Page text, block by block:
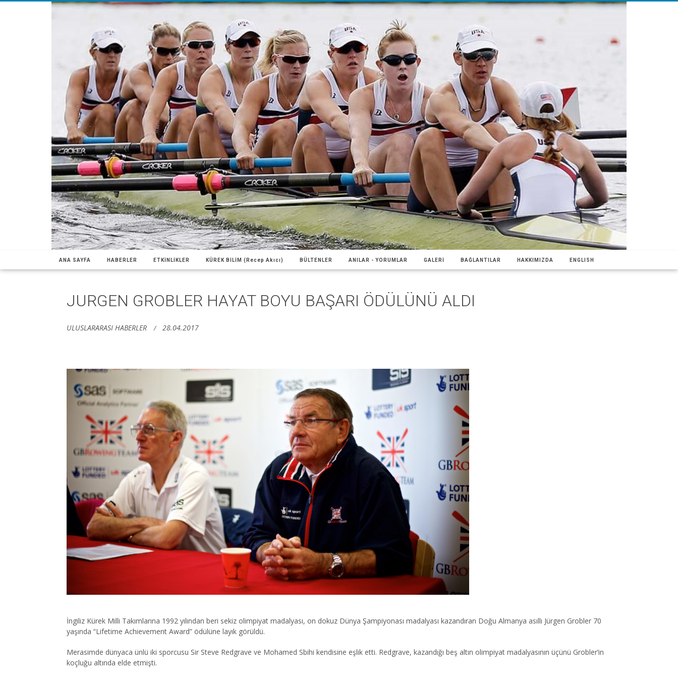
ANA SAYFA HABERLER ETKİNLİKLER KÜREK BİLİM (Recep Akıcı) BÜLTENLER ANILAR - YORUMLAR GALERİ BAĞLANTILAR HAKKIMIZDA ENGLISH
JURGEN GROBLER HAYAT BOYU BAŞARI ÖDÜLÜNÜ ALDI
ULUSLARARASI HABERLER 28.04.2017
İngiliz Kürek Milli Takımlarına 1992 yılından beri sekiz olimpiyat madalyası, on dokuz Dünya Şampiyonası madalyası kazandıran Doğu Almanya asıllı Jürgen Grobler 70
yaşında “Lifetime Achievement Award” ödülüne layık görüldü.
Merasimde dünyaca ünlü iki sporcusu Sir Steve Redgrave ve Mohamed Sbihi kendisine eşlik etti. Redgrave, kazandığı beş altın olimpiyat madalyasının üçünü Grobler’in
koçluğu altında elde etmişti.